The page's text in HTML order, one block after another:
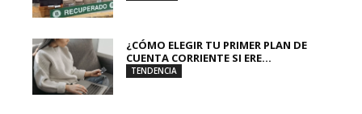
¿CÓMO ELEGIR TU PRIMER PLAN DE
CUENTA CORRIENTE SI ERE...
TENDENCIA